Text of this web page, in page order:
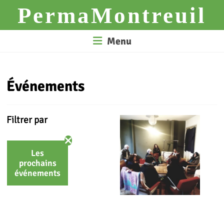
contentPermaMontreuil
Menu
Événements
Filtrer par
Les
prochains
événements